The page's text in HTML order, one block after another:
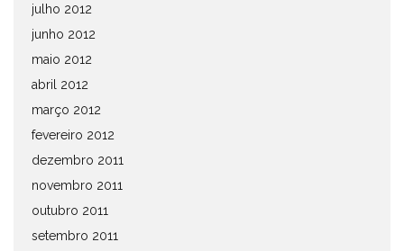
julho 2012
junho 2012
maio 2012
abril 2012
março 2012
fevereiro 2012
dezembro 2011
novembro 2011
outubro 2011
setembro 2011